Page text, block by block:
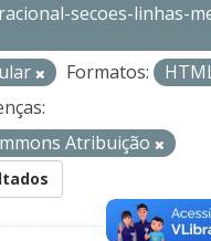
secoes-linhas-
Formatos:
Atribuição